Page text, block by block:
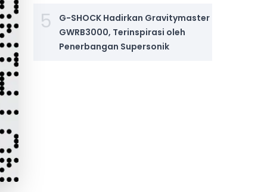
5
G-SHOCK Hadirkan Gravitymaster
GWRB3000, Terinspirasi oleh
Penerbangan Supersonik